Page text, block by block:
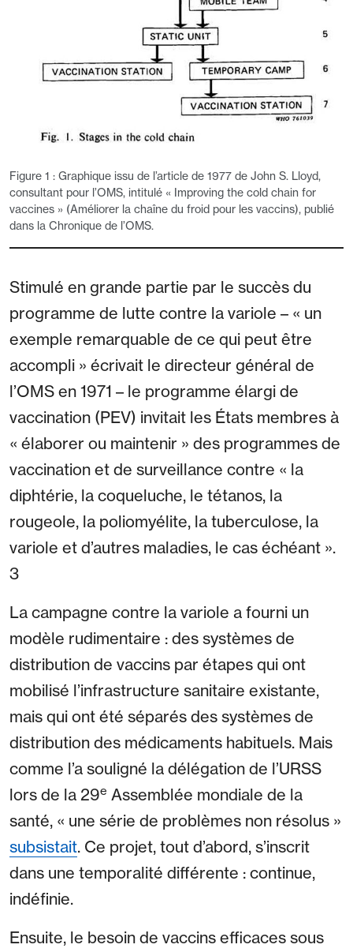
Figure 1 : Graphique issu de l’article de 1977 de John S. Lloyd,
consultant pour l’OMS, intitulé « Improving the cold chain for
vaccines » (Améliorer la chaîne du froid pour les vaccins), publié
dans la Chronique de l’OMS.
Stimulé en grande partie par le succès du
programme de lutte contre la variole – « un
exemple remarquable de ce qui peut être
accompli » écrivait le directeur général de
l’OMS en 1971 – le programme élargi de
vaccination (PEV) invitait les États membres à
« élaborer ou maintenir » des programmes de
vaccination et de surveillance contre « la
diphtérie, la coqueluche, le tétanos, la
rougeole, la poliomyélite, la tuberculose, la
variole et d’autres maladies, le cas échéant ».
3
La campagne contre la variole a fourni un
modèle rudimentaire : des systèmes de
distribution de vaccins par étapes qui ont
mobilisé l’infrastructure sanitaire existante,
mais qui ont été séparés des systèmes de
distribution des médicaments habituels. Mais
comme l’a souligné la délégation de l’URSS
lors de la 29e Assemblée mondiale de la
santé, « une série de problèmes non résolus »
subsistait. Ce projet, tout d’abord, s’inscrit
dans une temporalité différente : continue,
indéfinie.
Ensuite, le besoin de vaccins efficaces sous